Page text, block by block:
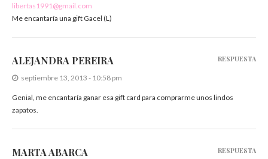
libertas1991@gmail.com
Me encantaría una gift Gacel (L)
ALEJANDRA PEREIRA
septiembre 13, 2013 - 10:58 pm
Genial, me encantaría ganar esa gift card para comprarme unos lindos
zapatos.
RESPUESTA
MARTA ABARCA RESPUESTA